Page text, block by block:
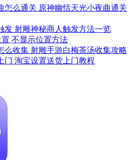
怎么通关 原神幽恬天光小夜曲通关
发 射雕神秘商人触发方法一览
不显示位置方法
么收集 射雕手游白梅茶汤收集攻略
门 淘宝设置送货上门教程